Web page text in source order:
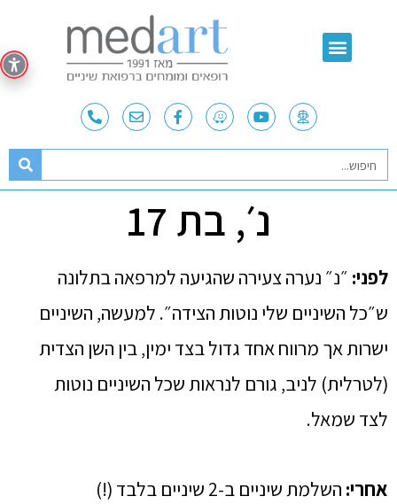
נ׳, בת 17
לפני: ״נ״ נערה צעירה שהגיעה למרפאה בתלונה
ש״כל השיניים שלי נוטות הצידה״. למעשה, השיניים
ישרות אך מרווח אחד גדול בצד ימין, בין השן הצדית
(לטרלית) לניב, גורם לנראות שכל השיניים נוטות
לצד שמאל.
אחרי:
השלמת שיניים ב-2 שיניים בלבד (!)